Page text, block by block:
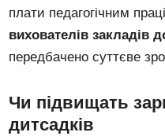
плати педагогічним
вихователів закладів
передбачено суттєве
Чи підвищать
дитсадків